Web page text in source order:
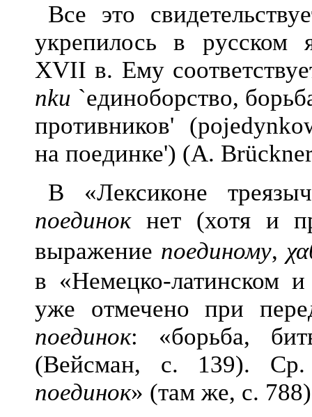
Все это
укрепилось в русском
XVII в. Ему
nku `единоборство,
противников'
на поединке') (A.
В «Лексиконе
поединокнет (хотя и
выражение поединому,
в «Немецко-латинском
уже отмечено при
поединок: «борьба,
(Вейсман, с. 139). Ср.
поединок» (там же, с.